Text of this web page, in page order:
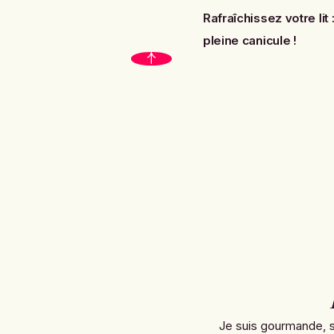
Rafraîchissez votre lit
pleine canicule !
Je suis gourmande,